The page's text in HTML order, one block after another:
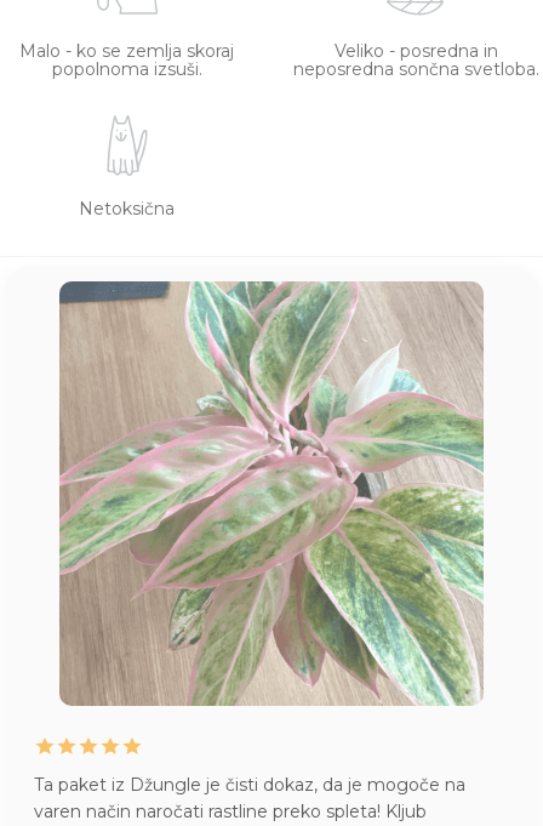
Malo - ko se zemlja skoraj
popolnoma izsuši.
Veliko - posredna in
neposredna sončna svetloba.
Netoksična
Ta paket iz Džungle je čisti dokaz, da je mogoče na
varen način naročati rastline preko spleta! Kljub